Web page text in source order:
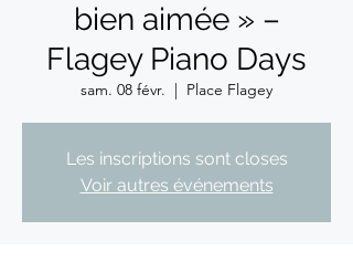
bien aimée » –
Flagey Piano Days
sam. 08 févr.
  |
Place Flagey
Les inscriptions sont closes
Voir autres événements